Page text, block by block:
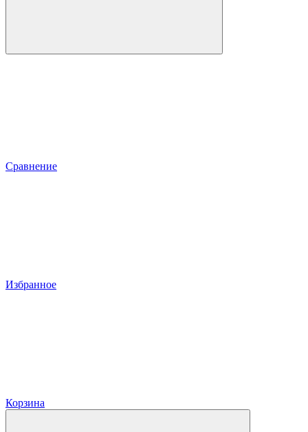
Сравнение
Избранное
Корзина